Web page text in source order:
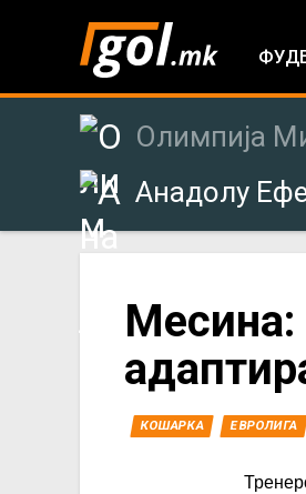
Олимпија
Анадолу
here
Месина:
КОШАРКА ЕВРОЛИГА